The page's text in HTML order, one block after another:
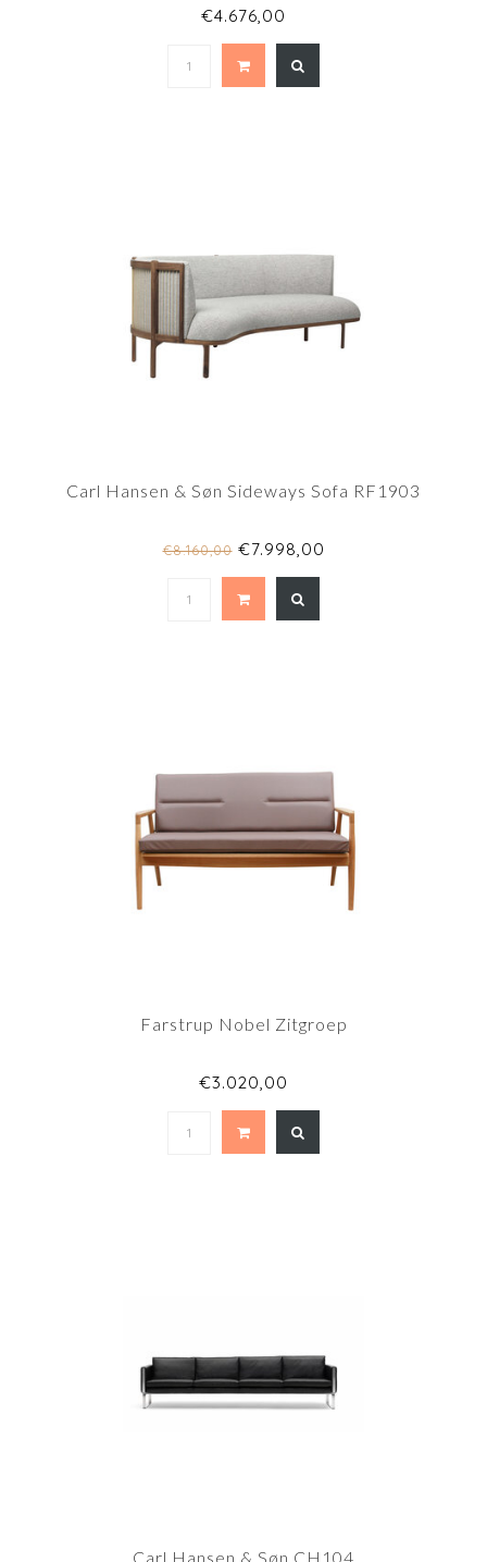
€4.676,00
Carl Hansen & Søn Sideways Sofa RF1903
€8.160,00€7.998,00
Farstrup Nobel Zitgroep
€3.020,00
Carl Hansen & Søn CH104